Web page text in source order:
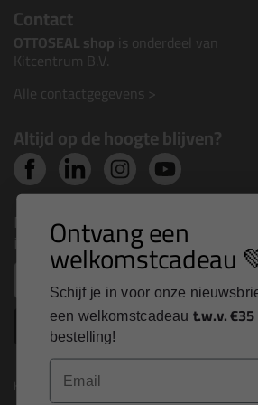
Contact
OTTOSEAL shop is onderdeel van
Kitcentrum B.V.
Alle contactgegevens >
Altijd op de hoogte blijven?
Nieuws, tips en exclusieve deals
inbox
Inschrijven
Kitcentrum is trots op:
Ontvang een
welkomstcadeau
Schijf je in voor onze
een welkomstcadeau t.w.v. €35
bestelling!
Email